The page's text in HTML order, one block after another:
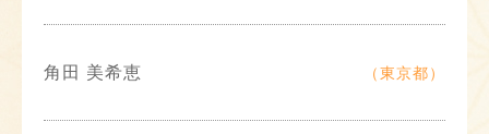
角田 美希恵 （東京都）